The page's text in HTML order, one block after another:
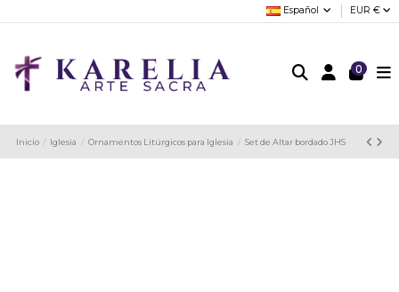
Español EUR €
0
Inicio Iglesia Ornamentos Litúrgicos para Iglesia Set de Altar bordado JHS